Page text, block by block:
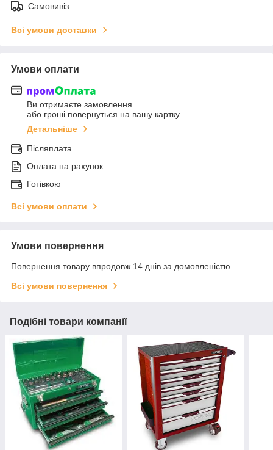
Самовивіз
Всі умови доставки
Умови оплати
Ви отримаєте замовлення
або гроші повернуться на вашу картку
Детальніше
Післяплата
Оплата на рахунок
Готівкою
Всі умови оплати
Умови повернення
Повернення товару впродовж 14 днів за домовленістю
Всі умови повернення
Подібні товари компанії